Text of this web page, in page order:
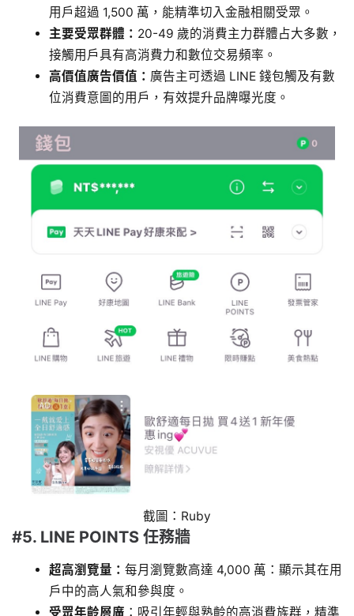
用戶超過 1,500 萬，能精準切入金融相關受眾。
主要受眾群體： 20-49 歲的消費主力群體占大多數，
接觸用戶具有高消費力和數位交易頻率。
高價值廣告價值： 廣告主可透過 LINE 錢包觸及有數
位消費意圖的用戶，有效提升品牌曝光度。
截圖：Ruby
#5. LINE POINTS 任務牆
超高瀏覽量： 每月瀏覽數高達 4,000 萬：顯示其在用
戶中的高人氣和參與度。
受眾年齡層廣 ：吸引年輕與熟齡的高消費族群，精準